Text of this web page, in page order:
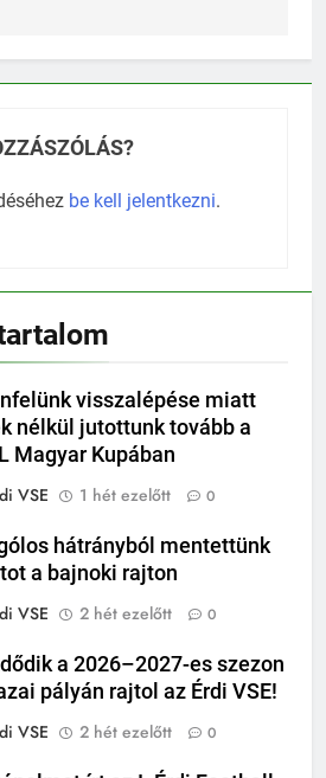
be kell jelentkezni.
visszalépése miatt
nélkül jutottunk tovább a
Magyar Kupában
VSE
1 hét ezelőtt 0
hátrányból mentettünk
a bajnoki rajton
VSE
2 hét ezelőtt 0
a 2026–2027-es szezon
pályán rajtol az Érdi VSE!
VSE
2 hét ezelőtt 0